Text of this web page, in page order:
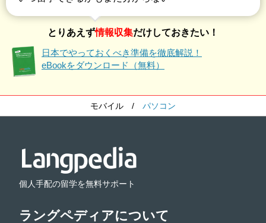
とりあえず情報収集だけしておきたい！
日本でやっておくべき準備を徹底解説！
eBookをダウンロード（無料）
モバイル / パソコン
個人手配の留学を無料サポート
ラングペディアについて